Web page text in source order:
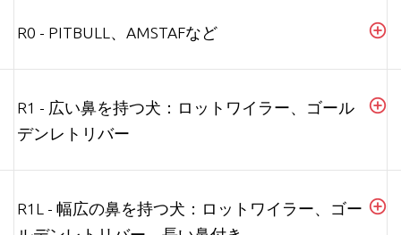
R0 - PITBULL、AMSTAFなど
R1 - 広い鼻を持つ犬：ロットワイラー、ゴール
デンレトリバー
R1L - 幅広の鼻を持つ犬：ロットワイラー、ゴー